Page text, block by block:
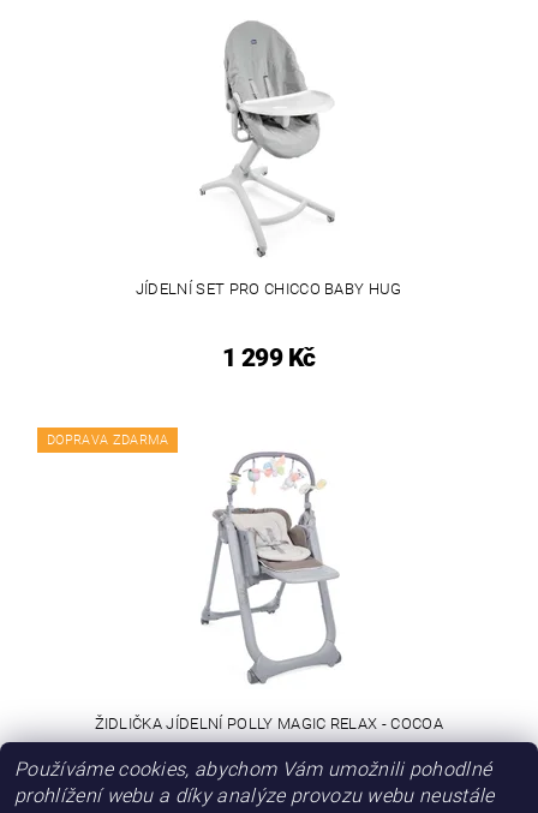
JÍDELNÍ SET PRO CHICCO BABY HUG
1 299 Kč
DOPRAVA ZDARMA
ŽIDLIČKA JÍDELNÍ POLLY MAGIC RELAX - COCOA
4 999 Kč
Používáme cookies, abychom Vám umožnili pohodlné
prohlížení webu a díky analýze provozu webu neustále